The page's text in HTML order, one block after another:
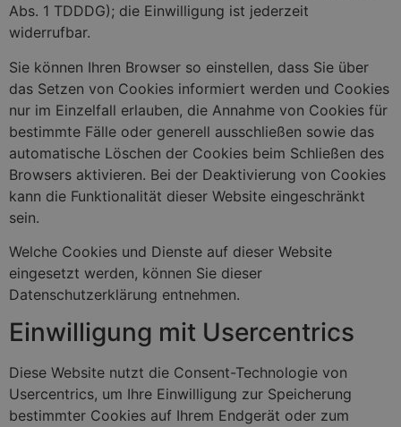
Abs. 1 TDDDG); die Einwilligung ist jederzeit
widerrufbar.
Sie können Ihren Browser so einstellen, dass Sie über
das Setzen von Cookies informiert werden und Cookies
nur im Einzelfall erlauben, die Annahme von Cookies für
bestimmte Fälle oder generell ausschließen sowie das
automatische Löschen der Cookies beim Schließen des
Browsers aktivieren. Bei der Deaktivierung von Cookies
kann die Funktionalität dieser Website eingeschränkt
sein.
Welche Cookies und Dienste auf dieser Website
eingesetzt werden, können Sie dieser
Datenschutzerklärung entnehmen.
Einwilligung mit Usercentrics
Diese Website nutzt die Consent-Technologie von
Usercentrics, um Ihre Einwilligung zur Speicherung
bestimmter Cookies auf Ihrem Endgerät oder zum